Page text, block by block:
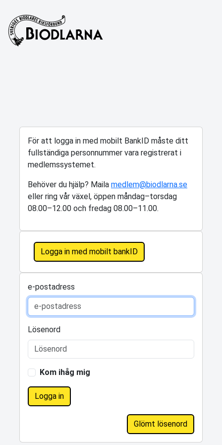
För att logga in med mobilt BankID måste ditt
fullständiga personnummer vara registrerat i
medlemssystemet.
Behöver du hjälp? Maila medlem@biodlarna.se
eller ring vår växel, öppen måndag–torsdag
08.00–12.00 och fredag 08.00–11.00.
Logga in med mobilt bankID
e-postadress
Lösenord
Kom ihåg mig
Logga in
Glömt lösenord